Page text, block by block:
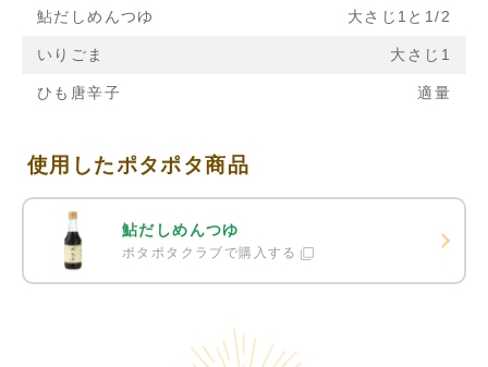
鮎だしめんつゆ 大さじ1と1/2
いりごま 大さじ1
ひも唐辛子 適量
使用したポタポタ商品
鮎だしめんつゆ
ポタポタクラブで購入する